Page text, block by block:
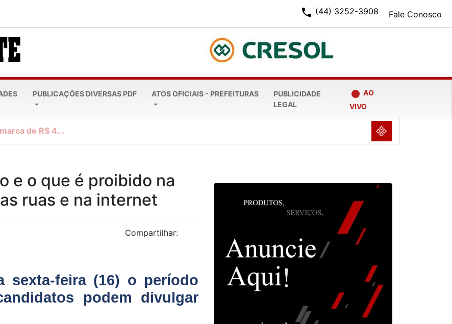
Fale Conosco
phone (44) 3252-3908
PUBLICAÇÕES DIVERSAS PDF ATOS OFICIAIS - PREFEITURAS
PUBLICIDADE
LEGAL
fiber_manual_record AO
VIVO
de R$ 4... NULL
e o que é proibido na
ruas e na internet
Compartilhar:
sexta-feira (16) o período
podem divulgar